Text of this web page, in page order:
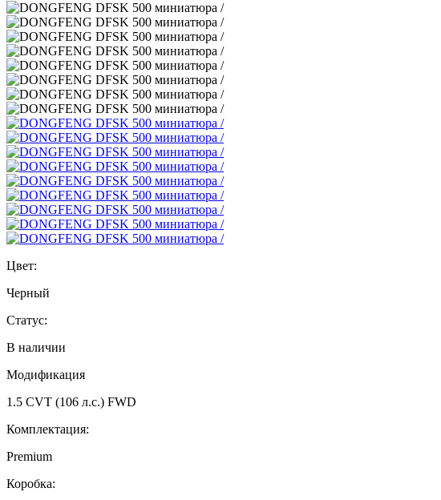
Цвет:
Черный
Статус:
В наличии
Модификация
1.5 CVT (106 л.с.) FWD
Комплектация:
Premium
Коробка: